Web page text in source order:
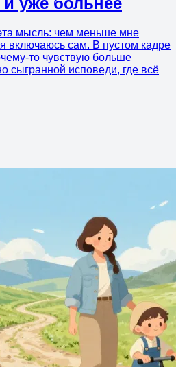
мысль: чем меньше мне
включаюсь сам. В пустом кадре
то чувствую больше
сыгранной исповеди, где всё